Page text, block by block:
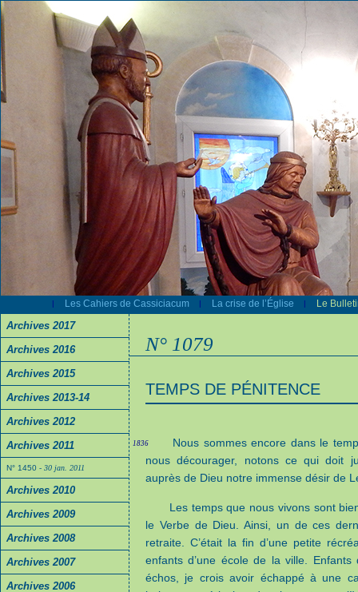
| Les Cahiers de Cassiciacum | La crise de l’Église | Le
Archives 2017
Archives 2016
Archives 2015
Archives 2013-14
Archives 2012
Archives 2011
N° 1450 - 30 jan. 2011
Archives 2010
Archives 2009
Archives 2008
Archives 2007
Archives 2006
N° 1079
TEMPS DE PÉNITENCE
1836
Nous sommes encore dans le
nous décourager, notons ce qui doit
auprès de Dieu notre immense désir de
Les temps que nous vivons sont
le Verbe de Dieu. Ainsi, un de ces
retraite. C’était la fin d’une petite
enfants d’une école de la ville.
échos, je crois avoir échappé à une